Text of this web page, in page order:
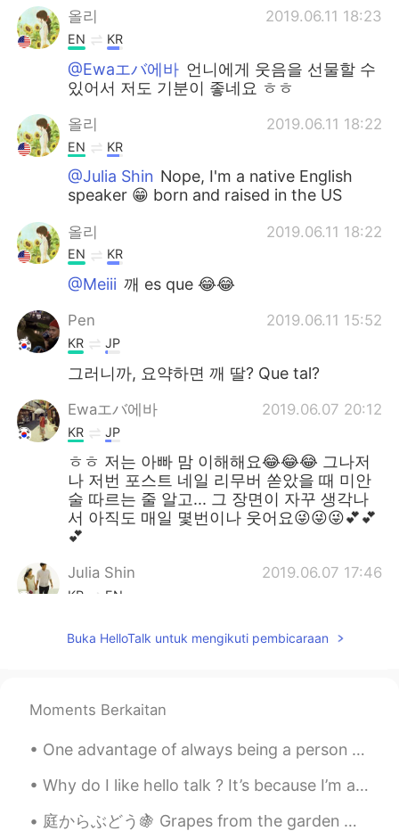
올리 2019.06.11 18:23
EN KR
@Ewaエバ에바 언니에게 웃음을 선물할 수
있어서 저도 기분이 좋네요 ㅎㅎ
올리 2019.06.11 18:22
EN KR
@Julia Shin Nope, I'm a native English
speaker 😁 born and raised in the US
올리 2019.06.11 18:22
EN KR
@Meiii 깨 es que 😂😂
Pen 2019.06.11 15:52
KR JP
그러니까, 요약하면 깨 딸? Que tal?
Ewaエバ에바 2019.06.07 20:12
KR JP
ㅎㅎ 저는 아빠 맘 이해해요😂😂😂 그나저
나 저번 포스트 네일 리무버 쏟았을 때 미안
술 따르는 줄 알고... 그 장면이 자꾸 생각나
서 아직도 매일 몇번이나 웃어요😜😜😜💕💕
💕
Julia Shin 2019.06.07 17:46
KR EN
native in Korean?
KR ES
Buka HelloTalk untuk mengikuti pembicaraan
Moments Berkaitan
One advantage of always being a person with a positive attitude is that you will always make a pe...
Why do I like hello talk ? It’s because I’m able to contribute just those little things every day 🙏
庭からぶどう🍇 Grapes from the garden 庭の囲いにぶどうを育ってる We are growing some grapes on the fence to the gard...